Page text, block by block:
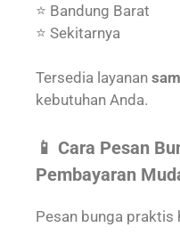
⭐ Bandung Barat
⭐ Sekitarnya
Tersedia layanan
kebutuhan Anda.
📱 Cara Pesan
Pembayaran
Pesan bunga praktis